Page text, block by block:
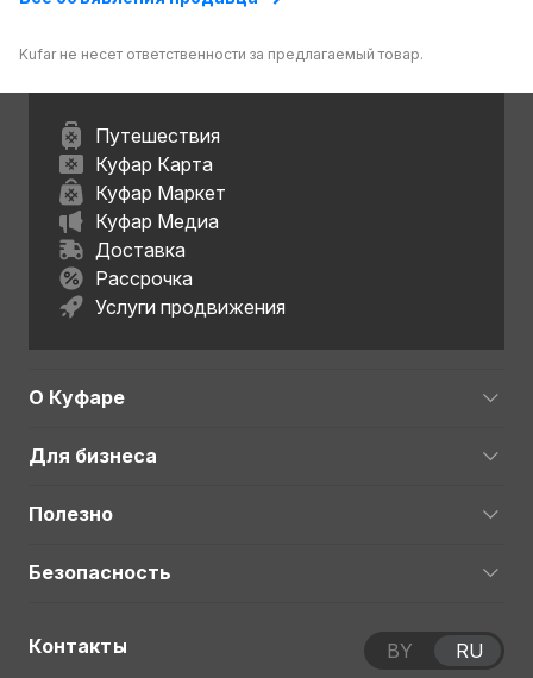
Kufar не несет ответственности за предлагаемый товар.
Путешествия
Куфар Карта
Куфар Маркет
Куфар Медиа
Доставка
Рассрочка
Услуги продвижения
О Куфаре
Для бизнеса
Полезно
Безопасность
Контакты BY RU